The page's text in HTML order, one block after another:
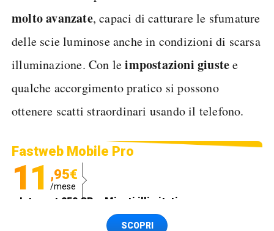
molto avanzate, capaci di catturare le sfumature
delle scie luminose anche in condizioni di scarsa
illuminazione. Con leimpostazioni giustee
qualche accorgimento pratico si possono
ottenere scatti straordinari usando il telefono.
Fastweb Mobile Pro
11 ,95€
/mese
Internet 250 GB e Minuti illimitati
Spedizione SIM GRATISSCOPRI